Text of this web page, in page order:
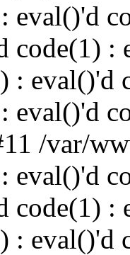
eval()'d
code(1) :
: eval()'d
eval()'d
/var/
eval()'d
code(1) :
: eval()'d